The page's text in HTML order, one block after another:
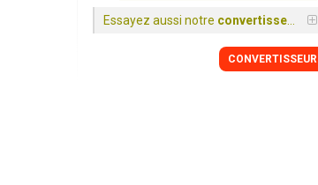
Essayez aussi notre convertisseur
CONVERTISSEUR